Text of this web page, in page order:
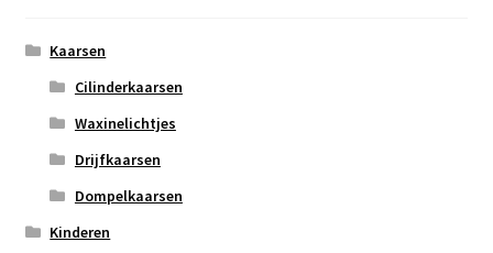
Kaarsen
Cilinderkaarsen
Waxinelichtjes
Drijfkaarsen
Dompelkaarsen
Kinderen